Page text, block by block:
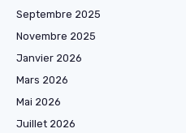
Septembre 2025
Novembre 2025
Janvier 2026
Mars 2026
Mai 2026
Juillet 2026